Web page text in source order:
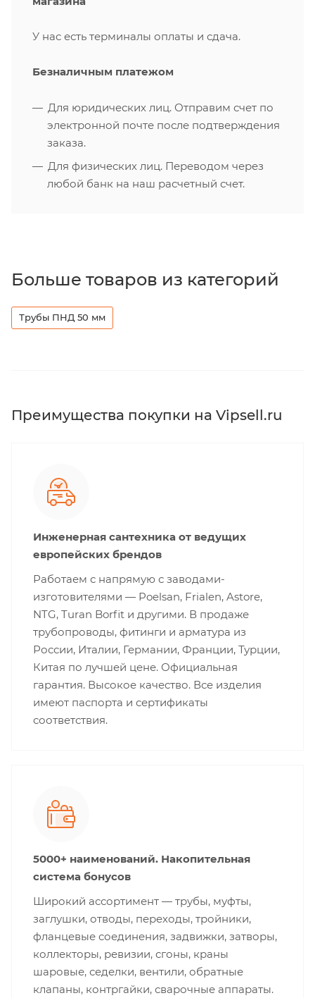
У нас есть терминалы оплаты и сдача.
Безналичным платежом
Для юридических лиц. Отправим счет по
электронной почте после подтверждения
заказа.
Для физических лиц. Переводом через
любой банк на наш расчетный счет.
Больше товаров из категорий
Трубы ПНД 50 мм
Преимущества покупки на Vipsell.ru
Инженерная сантехника от ведущих
европейских брендов
Работаем с напрямую с заводами-
изготовителями — Poelsan, Frialen, Astore,
NTG, Turan Borfit и другими. В продаже
трубопроводы, фитинги и арматура из
России, Италии, Германии, Франции, Турции,
Китая по лучшей цене. Официальная
гарантия. Высокое качество. Все изделия
имеют паспорта и сертификаты
соответствия.
5000+ наименований. Накопительная
система бонусов
Широкий ассортимент — трубы, муфты,
заглушки, отводы, переходы, тройники,
фланцевые соединения, задвижки, затворы,
коллекторы, ревизии, сгоны, краны
шаровые, седелки, вентили, обратные
клапаны, контргайки, сварочные аппараты.